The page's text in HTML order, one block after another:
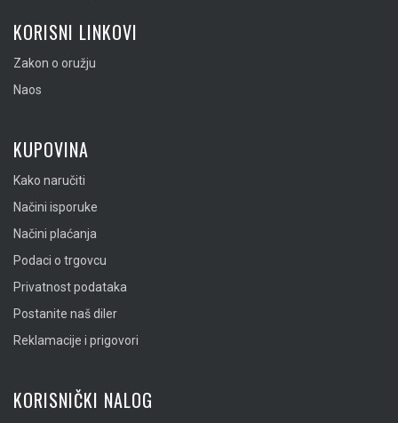
KORISNI LINKOVI
Zakon o oružju
Naos
KUPOVINA
Kako naručiti
Načini isporuke
Načini plaćanja
Podaci o trgovcu
Privatnost podataka
Postanite naš diler
Reklamacije i prigovori
KORISNIČKI NALOG